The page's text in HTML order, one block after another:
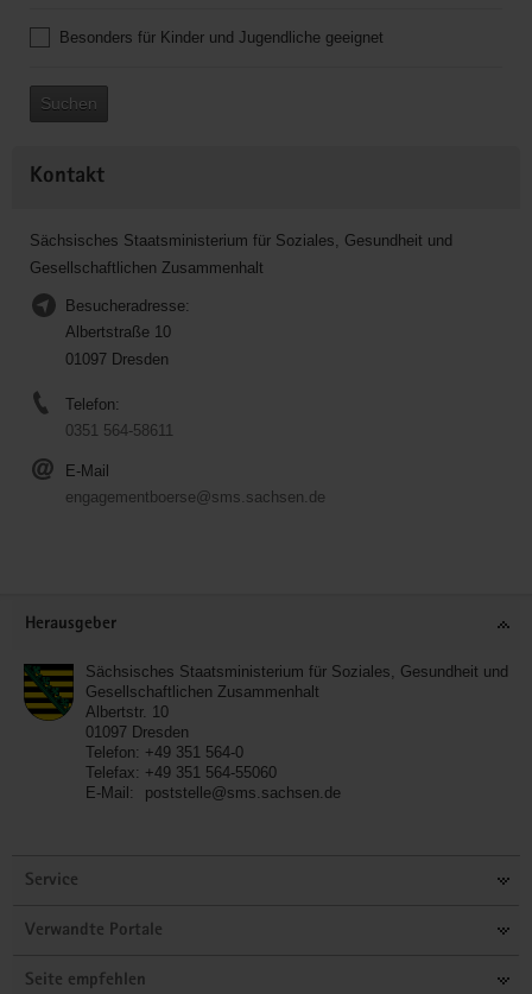
Besonders für Kinder und Jugendliche geeignet
Suchen
Kontakt
Sächsisches Staatsministerium für Soziales, Gesundheit und
Gesellschaftlichen Zusammenhalt
Besucheradresse:
Albertstraße 10
01097 Dresden
Telefon:
0351 564-58611
E-Mail
engagementboerse@sms.sachsen.de
Herausgeber
Sächsisches Staatsministerium für Soziales, Gesundheit und
Gesellschaftlichen Zusammenhalt
Albertstr. 10
01097 Dresden
Telefon: +49 351 564-0
Telefax: +49 351 564-55060
E-Mail:
poststelle@sms.sachsen.de
Service
Verwandte Portale
Seite empfehlen